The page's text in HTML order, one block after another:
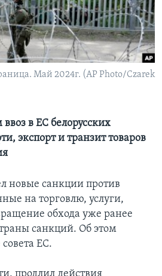
Май 2024г. (AP Photo/Czarek
в ЕС белорусских
экспорт и транзит товаров
новые санкции против
на торговлю, услуги,
обхода уже ранее
санкций. Об этом
ЕС.